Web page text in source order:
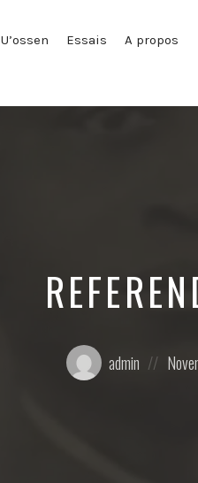
U’ossen Essais
A propos
Posted
by:
admin
Posted
on